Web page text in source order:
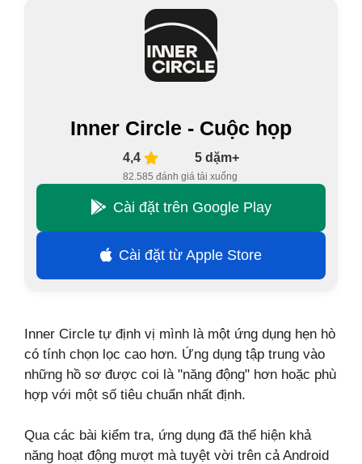
Inner Circle - Cuộc họp
4,4
82.585 đánh giá
5 dặm+
tải xuống
Cài đặt trên Google Play
Cài đặt từ Apple Store
Inner Circle tự định vị mình là một ứng dụng hẹn hò
có tính chọn lọc cao hơn. Ứng dụng tập trung vào
những hồ sơ được coi là "năng động" hơn hoặc phù
hợp với một số tiêu chuẩn nhất định.
Qua các bài kiểm tra, ứng dụng đã thể hiện khả
năng hoạt động mượt mà tuyệt vời trên cả Android